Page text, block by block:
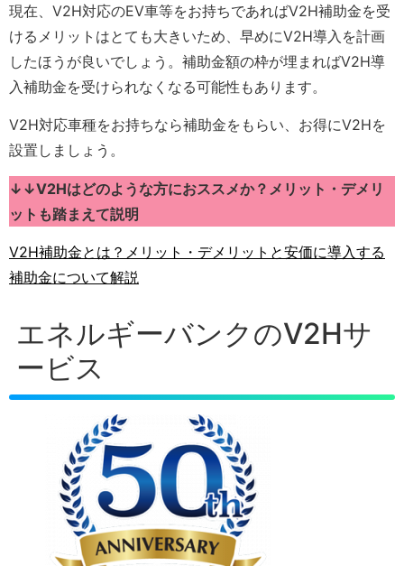
現在、V2H対応のEV車等をお持ちであればV2H補助金を受
けるメリットはとても大きいため、早めにV2H導入を計画
したほうが良いでしょう。補助金額の枠が埋まればV2H導
入補助金を受けられなくなる可能性もあります。
V2H対応車種をお持ちなら補助金をもらい、お得にV2Hを
設置しましょう。
↓↓V2Hはどのような方におススメか？メリット・デメリ
ットも踏まえて説明
V2H補助金とは？メリット・デメリットと安価に導入する
補助金について解説
エネルギーバンクのV2Hサ
ービス